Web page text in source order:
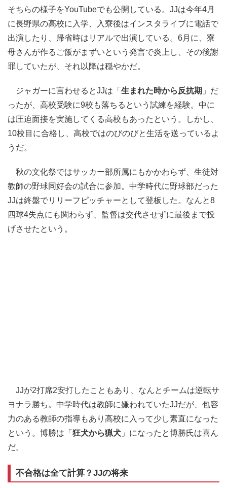
そちらの様子をYouTubeでも公開している。JJは今年4月
に長野県の高校に入学、入寮後はインスタライブに電話で
出演したり、帰省時はリアルで出演している。6月に、寮
母さんが作るご飯がまずいという発言で炎上し、その後謝
罪していたが、それ以降は穏やかだ。
ジャガーに言わせるとJJは「 生まれた時から反抗期 」だ
ったが、高校受験に9校も落ちるという試練を経験。中に
は圧迫面接を実施してくる高校もあったという。しかし、
10校目に合格し、高校ではのびのびと生活を送っているよ
うだ。
秋の文化祭ではサッカー部所属にもかかわらず、生徒対
教師の野球同好会の試合に参加。中学時代に野球部だった
JJは終盤でリリーフピッチャーとして登板した。なんと8
四球4失点にも関わらず、監督は交代させずに最後まで投
げさせたという。
JJが2打席2安打したこともあり、なんとチームは逆転サ
ヨナラ勝ち。中学時代は教師に嫌われていたJJだが、包容
力のある教師の指導もあり高校に入って少し素直になった
という。博勝は「 狂犬から猟犬 」になったと博勝氏は喜ん
だ。
不合格は全て計算？JJの将来